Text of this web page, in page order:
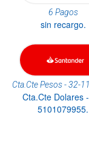
6 Pagos
sin recargo.
Cta.Cte Pesos - 32-
Cta.Cte Dolares
5101079955.